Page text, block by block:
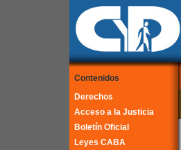
Contenidos
Derechos
Acceso a la Justicia
Boletín Oficial
Leyes CABA